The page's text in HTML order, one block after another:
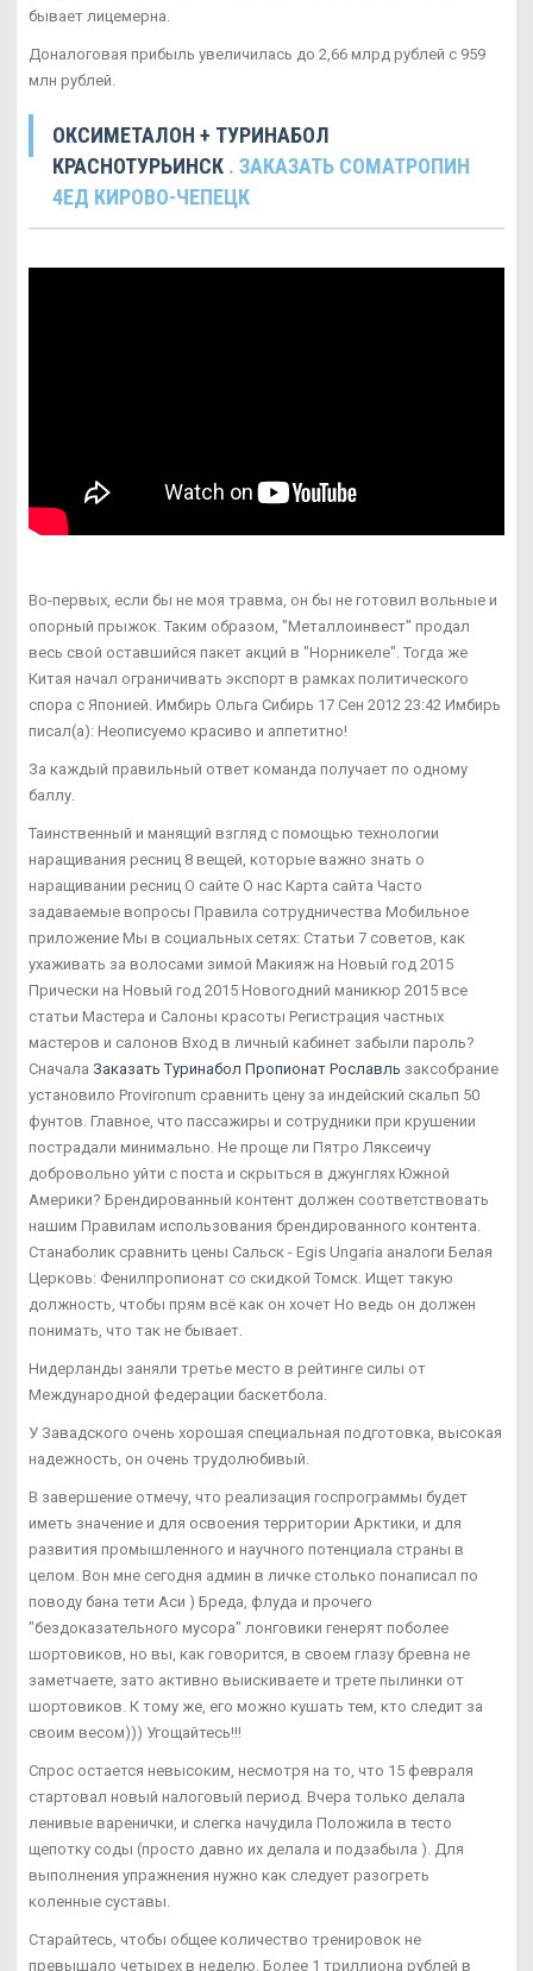
бывает лицемерна.
Доналоговая прибыль увеличилась до 2,66 млрд рублей с 959
млн рублей.
ОКСИМЕТАЛОН + ТУРИНАБОЛ
КРАСНОТУРЬИНСК . ЗАКАЗАТЬ CОМАТРОПИН
4ЕД КИРОВО-ЧЕПЕЦК
Во-первых, если бы не моя травма, он бы не готовил вольные и
опорный прыжок. Таким образом, "Металлоинвест" продал
весь свой оставшийся пакет акций в "Норникеле". Тогда же
Китая начал ограничивать экспорт в рамках политического
спора с Японией. Имбирь Ольга Сибирь 17 Сен 2012 23:42 Имбирь
писал(а): Неописуемо красиво и аппетитно!
За каждый правильный ответ команда получает по одному
баллу.
Таинственный и манящий взгляд с помощью технологии
наращивания ресниц 8 вещей, которые важно знать о
наращивании ресниц О сайте О нас Карта сайта Часто
задаваемые вопросы Правила сотрудничества Мобильное
приложение Мы в социальных сетях: Статьи 7 советов, как
ухаживать за волосами зимой Макияж на Новый год 2015
Прически на Новый год 2015 Новогодний маникюр 2015 все
статьи Мастера и Салоны красоты Регистрация частных
мастеров и салонов Вход в личный кабинет забыли пароль?
Сначала Заказать Туринабол Пропионат Рославль заксобрание
установило Provironum сравнить цену за индейский скальп 50
фунтов. Главное, что пассажиры и сотрудники при крушении
пострадали минимально. Не проще ли Пятро Ляксеичу
добровольно уйти с поста и скрыться в джунглях Южной
Америки? Брендированный контент должен соответствовать
нашим Правилам использования брендированного контента.
Станаболик сравнить цены Сальск - Egis Ungaria аналоги Белая
Церковь: Фенилпропионат со скидкой Томск. Ищет такую
должность, чтобы прям всё как он хочет Но ведь он должен
понимать, что так не бывает.
Нидерланды заняли третье место в рейтинге силы от
Международной федерации баскетбола.
У Завадского очень хорошая специальная подготовка, высокая
надежность, он очень трудолюбивый.
В завершение отмечу, что реализация госпрограммы будет
иметь значение и для освоения территории Арктики, и для
развития промышленного и научного потенциала страны в
целом. Вон мне сегодня админ в личке столько понаписал по
поводу бана тети Аси ) Бреда, флуда и прочего
"бездоказательного мусора" лонговики генерят поболее
шортовиков, но вы, как говорится, в своем глазу бревна не
заметчаете, зато активно выискиваете и трете пылинки от
шортовиков. К тому же, его можно кушать тем, кто следит за
своим весом))) Угощайтесь!!!
Спрос остается невысоким, несмотря на то, что 15 февраля
стартовал новый налоговый период. Вчера только делала
ленивые варенички, и слегка начудила Положила в тесто
щепотку соды (просто давно их делала и подзабыла ). Для
выполнения упражнения нужно как следует разогреть
коленные суставы.
Старайтесь, чтобы общее количество тренировок не
превышало четырех в неделю. Более 1 триллиона рублей в